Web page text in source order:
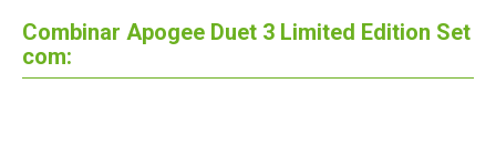
Combinar Apogee Duet 3 Limited Edition Set
com: